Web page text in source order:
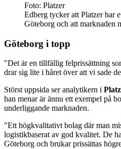
Foto: Platzer
Edberg tycker att Platzer har
Göteborg och att marknaden
Göteborg i topp
"Det är en tillfällig felprissättning
drar sig lite i håret över att vi sade
Störst uppsida ser analytikern i
han menar är ännu ett exempel på
underliggande marknaden.
"Ett högkvalitativt bolag där man
logistikbaserat av god kvalitet. De
Göteborg och brukar prissättas